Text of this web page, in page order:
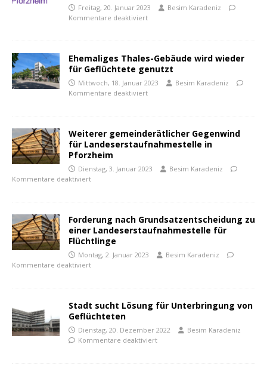
Freitag, 20. Januar 2023
Besim Karadeniz
Kommentare deaktiviert
Ehemaliges Thales-Gebäude wird wieder
für Geflüchtete genutzt
Mittwoch, 18. Januar 2023
Besim Karadeniz
Kommentare deaktiviert
Weiterer gemeinderätlicher Gegenwind
für Landeserstaufnahmestelle in
Pforzheim
Dienstag, 3. Januar 2023
Besim Karadeniz
Kommentare deaktiviert
Forderung nach Grundsatzentscheidung zu
einer Landeserstaufnahmestelle für
Flüchtlinge
Montag, 2. Januar 2023
Besim Karadeniz
Kommentare deaktiviert
Stadt sucht Lösung für Unterbringung von
Geflüchteten
Dienstag, 20. Dezember 2022
Besim Karadeniz
Kommentare deaktiviert